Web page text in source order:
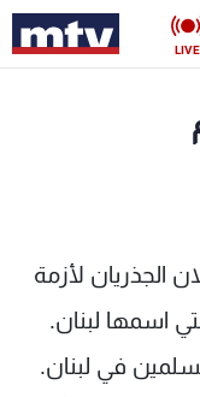
LIVE
الجذريان لأزمة
اسمها لبنان.
في لبنان.